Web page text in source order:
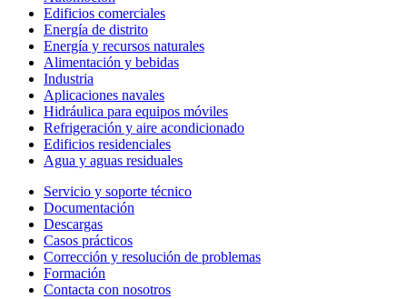
Edificios comerciales
Energía de distrito
Energía y recursos naturales
Alimentación y bebidas
Industria
Aplicaciones navales
Hidráulica para equipos móviles
Refrigeración y aire acondicionado
Edificios residenciales
Agua y aguas residuales
Servicio y soporte técnico
Documentación
Descargas
Casos prácticos
Corrección y resolución de problemas
Formación
Contacta con nosotros